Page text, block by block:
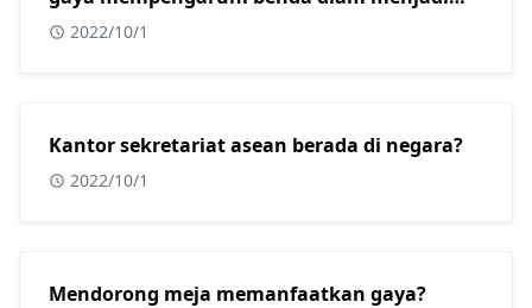
bergerak adalah?
2022/10/1
Kantor sekretariat asean berada di negara?
2022/10/1
Mendorong meja memanfaatkan gaya?